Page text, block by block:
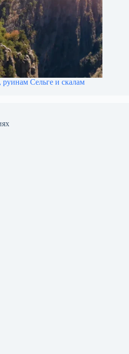
Сельге и скалам